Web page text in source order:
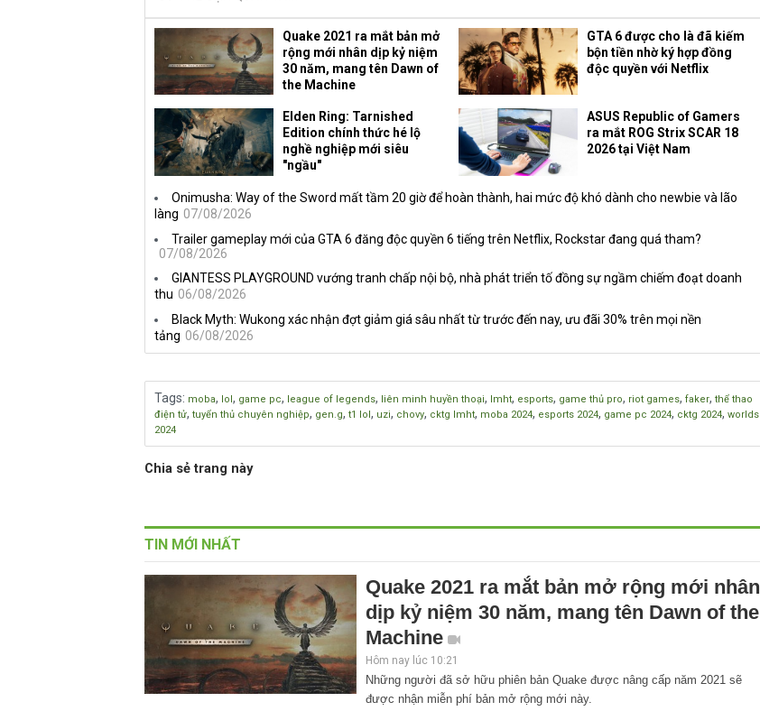
Quake 2021 ra mắt bản mở
rộng mới nhân dịp kỷ niệm
30 năm, mang tên Dawn of
the Machine
GTA 6 được cho là đã kiếm
bộn tiền nhờ ký hợp đồng
độc quyền với Netflix
Elden Ring: Tarnished
Edition chính thức hé lộ
nghề nghiệp mới siêu
"ngầu"
ASUS Republic of Gamers
ra mắt ROG Strix SCAR 18
2026 tại Việt Nam
Onimusha: Way of the Sword mất tầm 20 giờ để hoàn thành, hai mức độ khó dành cho newbie và lão
làng 07/08/2026
Trailer gameplay mới của GTA 6 đăng độc quyền 6 tiếng trên Netflix, Rockstar đang quá tham?
07/08/2026
GIANTESS PLAYGROUND vướng tranh chấp nội bộ, nhà phát triển tố đồng sự ngầm chiếm đoạt doanh
thu 06/08/2026
Black Myth: Wukong xác nhận đợt giảm giá sâu nhất từ trước đến nay, ưu đãi 30% trên mọi nền
tảng 06/08/2026
Tags: moba, lol, game pc, league of legends, liên minh huyền thoại, lmht, esports, game thủ pro, riot games, faker, thể thao
điện tử, tuyển thủ chuyên nghiệp, gen.g, t1 lol, uzi, chovy, cktg lmht, moba 2024, esports 2024, game pc 2024, cktg 2024, worlds
2024
Chia sẻ trang này
TIN MỚI NHẤT
Quake 2021 ra mắt bản mở rộng mới nhân
dịp kỷ niệm 30 năm, mang tên Dawn of the
Machine
Hôm nay lúc 10:21
Những người đã sở hữu phiên bản Quake được nâng cấp năm 2021 sẽ
được nhận miễn phí bản mở rộng mới này.